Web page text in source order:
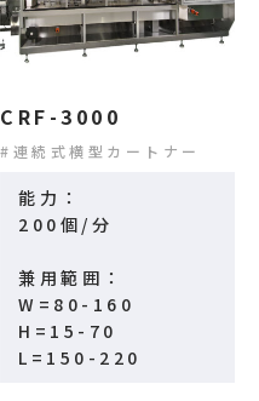
CRF-3000
連続式横型カートナー
能力：
200個/分
兼用範囲：
W=80-160
H=15-70
L=150-220